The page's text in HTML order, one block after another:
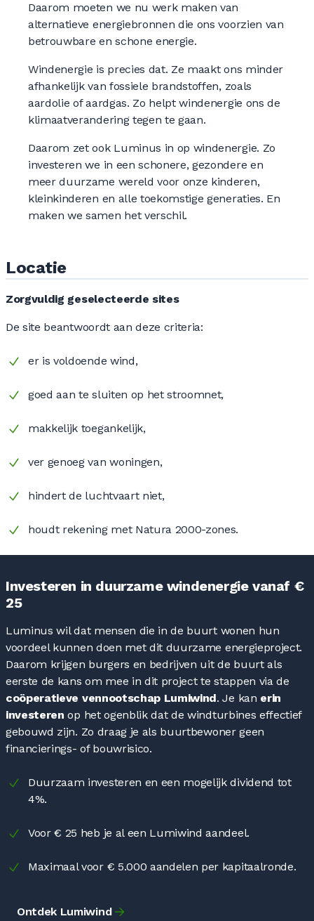
Daarom moeten we nu werk maken van
alternatieve energiebronnen die ons voorzien van
betrouwbare en schone energie.
Windenergie is precies dat. Ze maakt ons minder
afhankelijk van fossiele brandstoffen, zoals
aardolie of aardgas. Zo helpt windenergie ons de
klimaatverandering tegen te gaan.
Daarom zet ook Luminus in op windenergie. Zo
investeren we in een schonere, gezondere en
meer duurzame wereld voor onze kinderen,
kleinkinderen en alle toekomstige generaties. En
maken we samen het verschil.
Locatie
Zorgvuldig geselecteerde sites
De site beantwoordt aan deze criteria:
er is voldoende wind,
goed aan te sluiten op het stroomnet,
makkelijk toegankelijk,
ver genoeg van woningen,
hindert de luchtvaart niet,
houdt rekening met Natura 2000-zones.
Investeren in duurzame windenergie vanaf €
25
Luminus wil dat mensen die in de buurt wonen hun
voordeel kunnen doen met dit duurzame energieproject.
Daarom krijgen burgers en bedrijven uit de buurt als
eerste de kans om mee in dit project te stappen via de
coöperatieve vennootschap Lumiwind. Je kan erin
investeren op het ogenblik dat de windturbines effectief
gebouwd zijn. Zo draag je als buurtbewoner geen
financierings- of bouwrisico.
Duurzaam investeren en een mogelijk dividend tot
4%.
Voor € 25 heb je al een Lumiwind aandeel.
Maximaal voor € 5.000 aandelen per kapitaalronde.
Ontdek Lumiwind